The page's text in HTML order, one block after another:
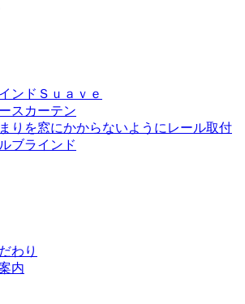
ンドＳｕａｖｅ
スカーテン
りを窓にかからないようにレール取付
ブラインド
わり
内